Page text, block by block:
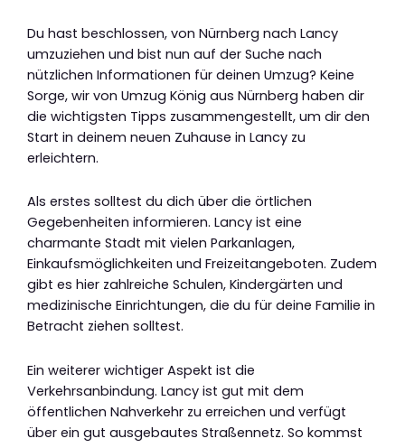
Du hast beschlossen, von Nürnberg nach Lancy
umzuziehen und bist nun auf der Suche nach
nützlichen Informationen für deinen Umzug? Keine
Sorge, wir von Umzug König aus Nürnberg haben dir
die wichtigsten Tipps zusammengestellt, um dir den
Start in deinem neuen Zuhause in Lancy zu
erleichtern.
Als erstes solltest du dich über die örtlichen
Gegebenheiten informieren. Lancy ist eine
charmante Stadt mit vielen Parkanlagen,
Einkaufsmöglichkeiten und Freizeitangeboten. Zudem
gibt es hier zahlreiche Schulen, Kindergärten und
medizinische Einrichtungen, die du für deine Familie in
Betracht ziehen solltest.
Ein weiterer wichtiger Aspekt ist die
Verkehrsanbindung. Lancy ist gut mit dem
öffentlichen Nahverkehr zu erreichen und verfügt
über ein gut ausgebautes Straßennetz. So kommst